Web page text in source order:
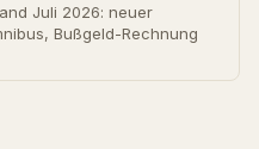
Juli 2026: neuer
Bußgeld-Rechnung